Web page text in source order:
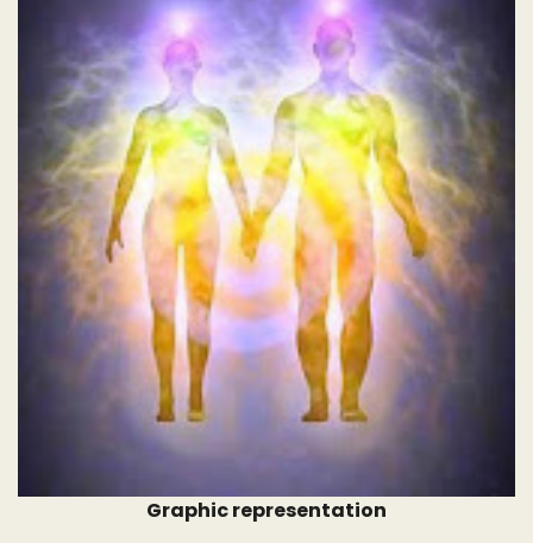
Graphic representation